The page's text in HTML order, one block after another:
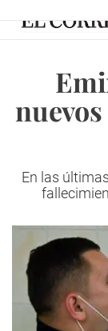
En las